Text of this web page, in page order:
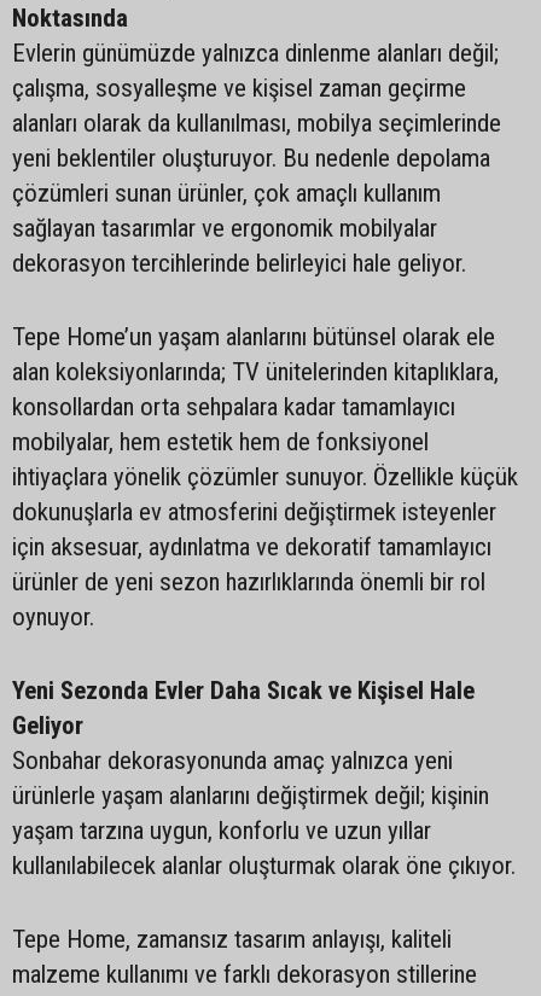
Noktasında
Evlerin günümüzde yalnızca dinlenme alanları değil;
çalışma, sosyalleşme ve kişisel zaman geçirme
alanları olarak da kullanılması, mobilya seçimlerinde
yeni beklentiler oluşturuyor. Bu nedenle depolama
çözümleri sunan ürünler, çok amaçlı kullanım
sağlayan tasarımlar ve ergonomik mobilyalar
dekorasyon tercihlerinde belirleyici hale geliyor.
Tepe Home’un yaşam alanlarını bütünsel olarak ele
alan koleksiyonlarında; TV ünitelerinden kitaplıklara,
konsollardan orta sehpalara kadar tamamlayıcı
mobilyalar, hem estetik hem de fonksiyonel
ihtiyaçlara yönelik çözümler sunuyor. Özellikle küçük
dokunuşlarla ev atmosferini değiştirmek isteyenler
için aksesuar, aydınlatma ve dekoratif tamamlayıcı
ürünler de yeni sezon hazırlıklarında önemli bir rol
oynuyor.
Yeni Sezonda Evler Daha Sıcak ve Kişisel Hale
Geliyor
Sonbahar dekorasyonunda amaç yalnızca yeni
ürünlerle yaşam alanlarını değiştirmek değil; kişinin
yaşam tarzına uygun, konforlu ve uzun yıllar
kullanılabilecek alanlar oluşturmak olarak öne çıkıyor.
Tepe Home, zamansız tasarım anlayışı, kaliteli
malzeme kullanımı ve farklı dekorasyon stillerine